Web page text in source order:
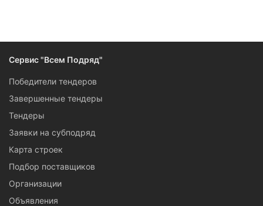
Сервис "Всем Подряд"
Победители тендеров
Завершенные тендеры
Тендеры
Заявки на субподряд
Карта строек
Подбор поставщиков
Организации
Объявления